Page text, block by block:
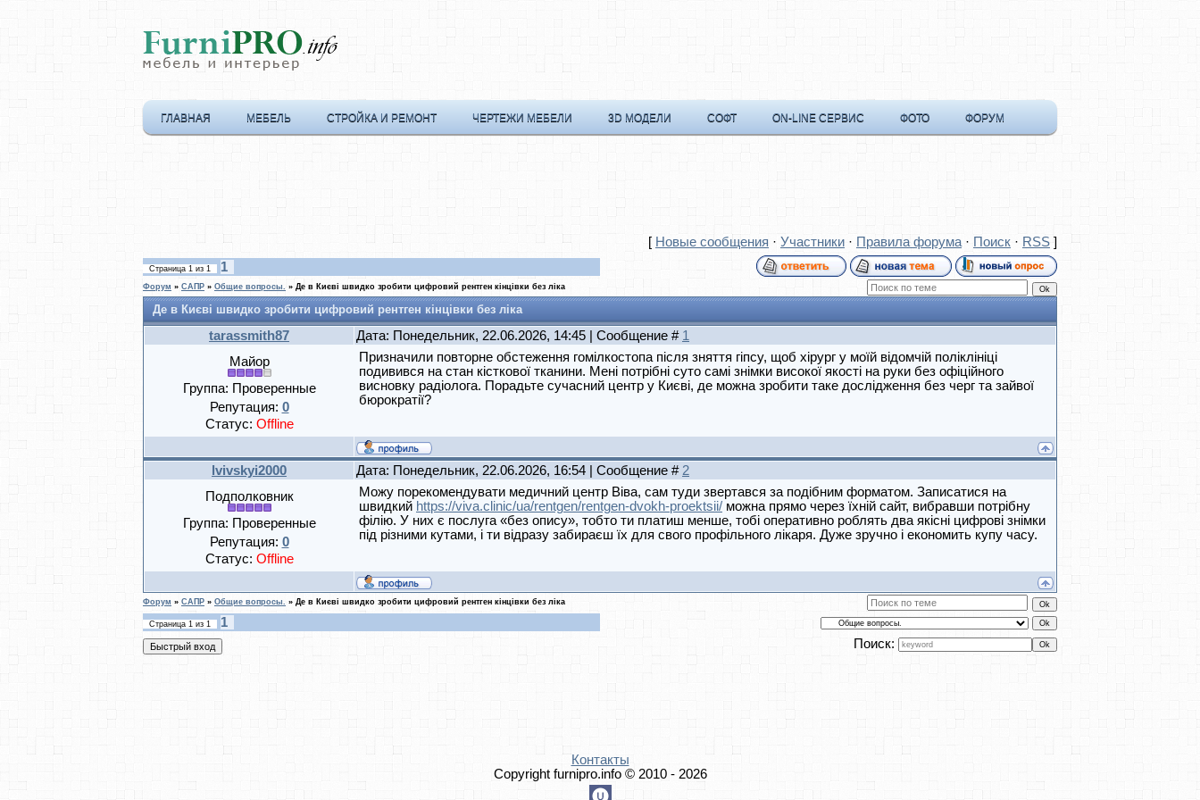
ГЛАВНАЯ МЕБЕЛЬ СТРОЙКА И РЕМОНТ ЧЕРТЕЖИ МЕБЕЛИ 3D МОДЕЛИ СОФТ ON-LINE СЕРВИС ФОТО ФОРУМ
[ Новые сообщения · Участники · Правила форума · Поиск · RSS]
Страница 1 из 1 1
Форум » САПР » Общие вопросы. » Де в Києві швидко зробити цифровий рентген кінцівки без ліка
Де в Києві швидко зробити цифровий рентген кінцівки без ліка
tarassmith87 Дата: Понедельник, 22.06.2026, 14:45 | Сообщение # 1
Майор
Группа: Проверенные
Репутация: 0
Статус: Offline
Призначили повторне обстеження гомілкостопа після зняття гіпсу, щоб хірург у моїй відомчій поліклініці
подивився на стан кісткової тканини. Мені потрібні суто самі знімки високої якості на руки без офіційного
висновку радіолога. Порадьте сучасний центр у Києві, де можна зробити таке дослідження без черг та зайвої
бюрократії?
lvivskyi2000 Дата: Понедельник, 22.06.2026, 16:54 | Сообщение # 2
Подполковник
Группа: Проверенные
Репутация: 0
Статус: Offline
Можу порекомендувати медичний центр Віва, сам туди звертався за подібним форматом. Записатися на
швидкий https://viva.clinic/ua/rentgen/rentgen-dvokh-proektsii/ можна прямо через їхній сайт, вибравши потрібну
філію. У них є послуга «без опису», тобто ти платиш менше, тобі оперативно роблять два якісні цифрові знімки
під різними кутами, і ти відразу забираєш їх для свого профільного лікаря. Дуже зручно і економить купу часу.
Форум » САПР » Общие вопросы. » Де в Києві швидко зробити цифровий рентген кінцівки без ліка
Страница 1 из 1
1
Поиск:
Контакты
Copyright furnipro.info © 2010 - 2026